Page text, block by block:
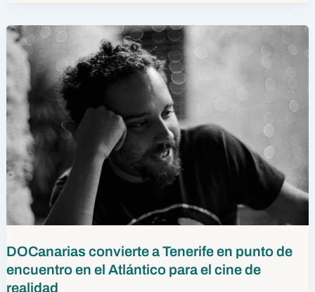
DOCanarias convierte a Tenerife en punto de
encuentro en el Atlántico para el cine de
realidad